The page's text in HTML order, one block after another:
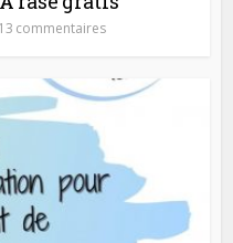
13 commentaires